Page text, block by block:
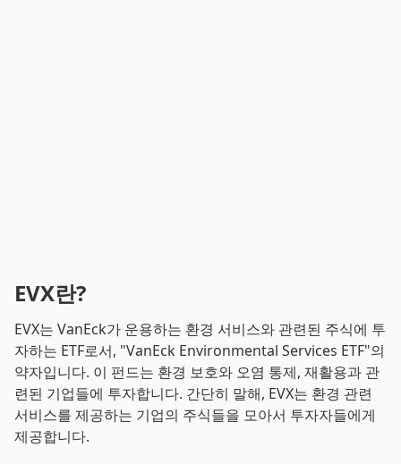
EVX란?
EVX는 VanEck가 운용하는 환경 서비스와 관련된 주식에 투
자하는 ETF로서, "VanEck Environmental Services ETF"의
약자입니다. 이 펀드는 환경 보호와 오염 통제, 재활용과 관
련된 기업들에 투자합니다. 간단히 말해, EVX는 환경 관련
서비스를 제공하는 기업의 주식들을 모아서 투자자들에게
제공합니다.